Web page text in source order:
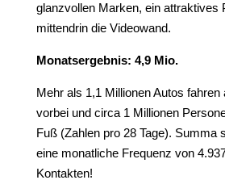
glanzvollen Marken, ein attraktives
mittendrin die Videowand.
Monatsergebnis: 4,9 Mio.
Mehr als 1,1 Millionen Autos fahren
vorbei und circa 1 Millionen
Fuß (Zahlen pro 28 Tage). Summa
eine monatliche Frequenz von
Kontakten!